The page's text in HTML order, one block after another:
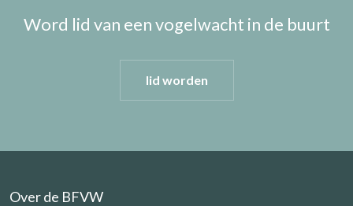
Word lid van een vogelwacht in de buurt
lid worden
Over de BFVW